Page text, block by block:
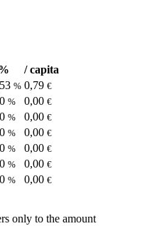
/ capita
% 0,79 €
% 0,00 €
% 0,00 €
% 0,00 €
% 0,00 €
% 0,00 €
% 0,00 €
only to the amount